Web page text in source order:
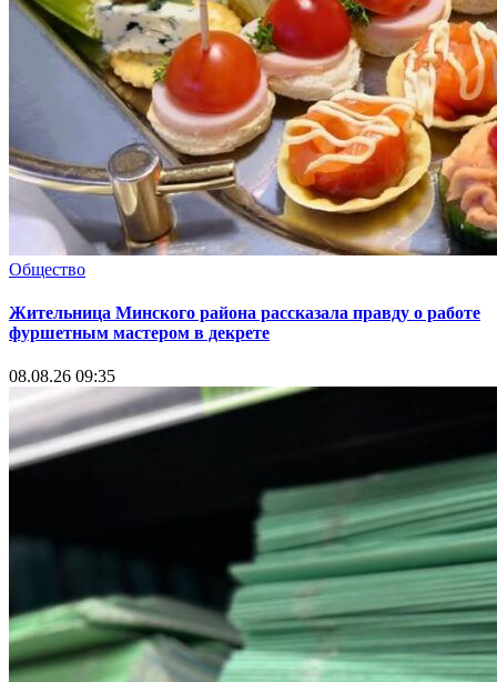
Общество
Жительница Минского района рассказала правду о работе
фуршетным мастером в декрете
08.08.26 09:35